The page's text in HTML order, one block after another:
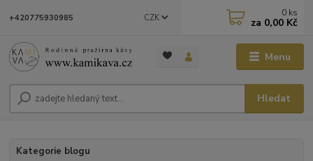
Menu
CZK
Hledat
+420775930985 0 ks
za 0,00 Kč
Kategorie blogu